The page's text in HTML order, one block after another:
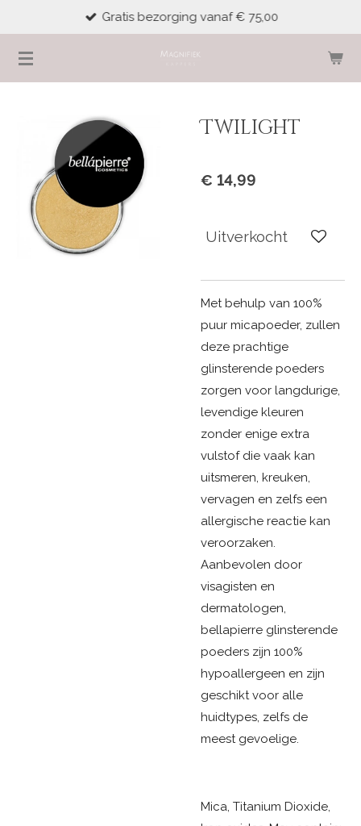
naar
de
Gratis bezorging vanaf € 75,00
Twilight
€ 14,99
Uitverkocht
Met behulp van 100%
puur micapoeder, zullen
deze prachtige
glinsterende poeders
zorgen voor langdurige,
levendige kleuren
zonder enige extra
vulstof die vaak kan
uitsmeren, kreuken,
vervagen en zelfs een
allergische reactie kan
veroorzaken.
Aanbevolen door
visagisten en
dermatologen,
bellapierre glinsterende
poeders zijn 100%
hypoallergeen en zijn
geschikt voor alle
huidtypes, zelfs de
meest gevoelige.
Mica, Titanium Dioxide,